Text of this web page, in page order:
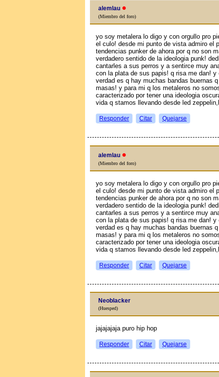
alemlau ●
(Miembro del foro)
yo soy metalera lo digo y con orgullo pro
el culo! desde mi punto de vista admiro el
tendencias punker de ahora por q no son
verdadero sentido de la ideologia punk!
cantarles a sus perros y a sentirce muy
con la plata de sus papis! q risa me dan!
verdad es q hay muchas bandas buernas
masas! y para mi q los metaleros no
caracterizado por tener una ideologia
vida q stamos llevando desde led
Responder Citar Quejarse
alemlau ●
(Miembro del foro)
yo soy metalera lo digo y con orgullo pro
el culo! desde mi punto de vista admiro el
tendencias punker de ahora por q no son
verdadero sentido de la ideologia punk!
cantarles a sus perros y a sentirce muy
con la plata de sus papis! q risa me dan!
verdad es q hay muchas bandas buernas
masas! y para mi q los metaleros no
caracterizado por tener una ideologia
vida q stamos llevando desde led
Responder Citar Quejarse
Neoblacker
(Huesped)
jajajajaja puro hip hop
Responder Citar Quejarse